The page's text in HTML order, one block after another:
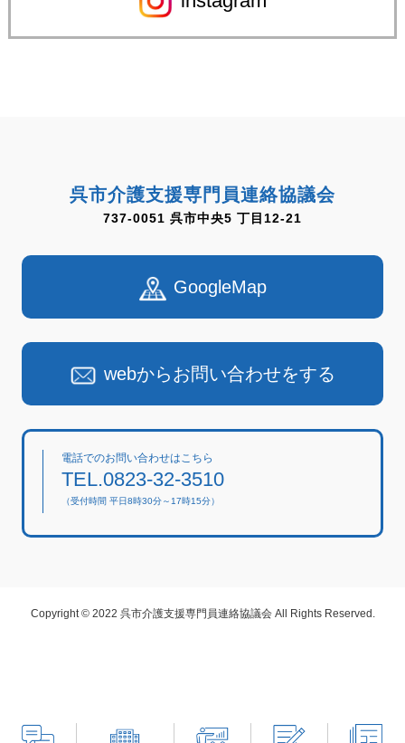
呉市介護支援専門員連絡協議会
737-0051 呉市中央5 丁目12-21
GoogleMap
webからお問い合わせをする
電話でのお問い合わせはこちら
TEL.0823-32-3510
（受付時間 平日8時30分～17時15分）
Copyright © 2022 呉市介護支援専門員連絡協議会 All Rights Reserved.